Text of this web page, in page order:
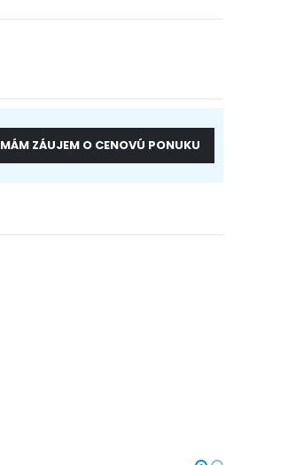
MÁM ZÁUJEM O CENOVÚ PONUKU